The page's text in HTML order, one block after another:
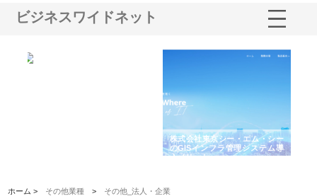
ビジネスワイドネット
株式会社東京シー・エム・シー
のGISインフラ管理システム導
入メリット
ホーム > その他業種 > その他_法人・企業